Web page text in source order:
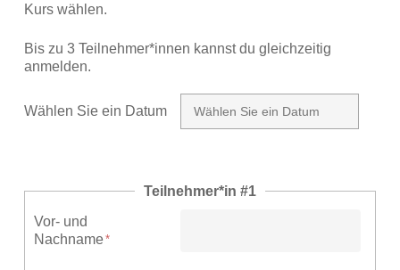
Kurs wählen.
Bis zu 3 Teilnehmer*innen kannst du gleichzeitig
anmelden.
Wählen Sie ein Datum
Teilnehmer*in #1
Vor- und
Nachname